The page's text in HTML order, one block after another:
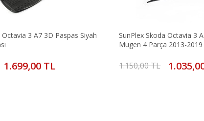
3 A7 3D Paspas Siyah
1.699,00 TL
SunPlex Skoda Octavia 3
Mugen 4 Parça 2013-2019
1.150,00 TL